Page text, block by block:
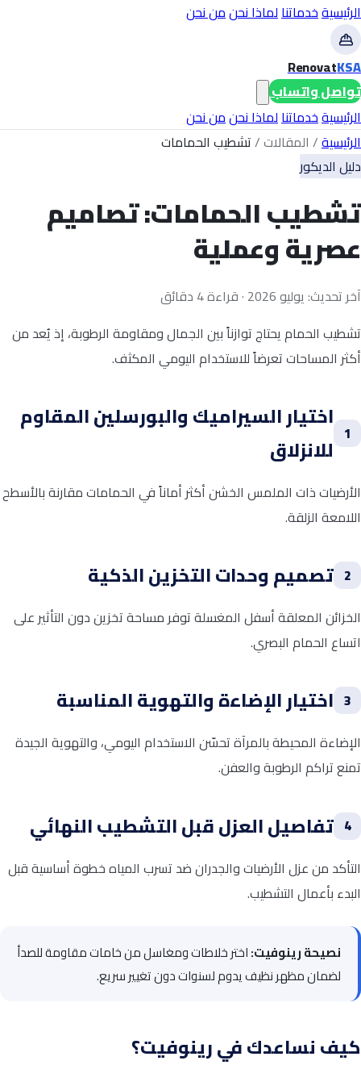
الرئيسيةخدماتنالماذا نحنمن نحن
RenovatKSA
تواصل واتساب
الرئيسيةخدماتنالماذا نحنمن نحن
الرئيسية/ المقالات/تشطيب الحمامات
دليل الديكور
تشطيب الحمامات: تصاميم
عصرية وعملية
آخر تحديث: يوليو 2026 · قراءة 4 دقائق
تشطيب الحمام يحتاج توازناً بين الجمال ومقاومة الرطوبة، إذ يُعد من
أكثر المساحات تعرضاً للاستخدام اليومي المكثف.
1 اختيار السيراميك والبورسلين المقاوم
للانزلاق
الأرضيات ذات الملمس الخشن أكثر أماناً في الحمامات مقارنة بالأسطح
اللامعة الزلقة.
2 تصميم وحدات التخزين الذكية
الخزائن المعلقة أسفل المغسلة توفر مساحة تخزين دون التأثير على
اتساع الحمام البصري.
3 اختيار الإضاءة والتهوية المناسبة
الإضاءة المحيطة بالمرآة تحسّن الاستخدام اليومي، والتهوية الجيدة
تمنع تراكم الرطوبة والعفن.
4 تفاصيل العزل قبل التشطيب النهائي
التأكد من عزل الأرضيات والجدران ضد تسرب المياه خطوة أساسية قبل
البدء بأعمال التشطيب.
نصيحة رينوفيت:اختر خلاطات ومغاسل من خامات مقاومة للصدأ
لضمان مظهر نظيف يدوم لسنوات دون تغيير سريع.
كيف نساعدك في رينوفيت؟